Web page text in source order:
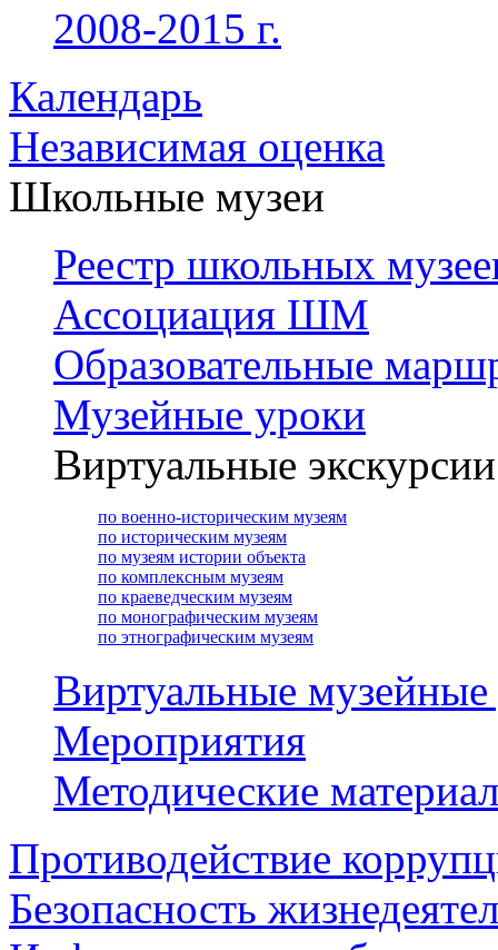
2008-2015 г.
Календарь
Независимая оценка
Школьные музеи
Реестр школьных
Ассоциация ШМ
Образовательные
Музейные уроки
Виртуальные экскурсии
по военно-историческим музеям
по историческим музеям
по музеям истории объекта
по комплексным музеям
по краеведческим музеям
по монографическим музеям
по этнографическим музеям
Виртуальные
Мероприятия
Методические
Противодействие
Безопасность